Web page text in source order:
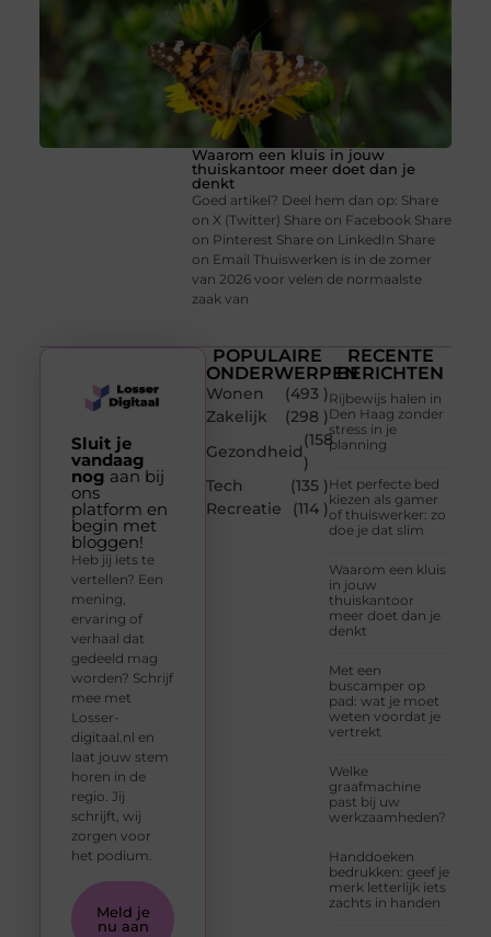
Waarom een kluis in jouw
thuiskantoor meer doet dan je
denkt
Goed artikel? Deel hem dan op: Share
on X (Twitter) Share on Facebook Share
on Pinterest Share on LinkedIn Share
on Email Thuiswerken is in de zomer
van 2026 voor velen de normaalste
zaak van
POPULAIRE
ONDERWERPEN
Wonen
(493 )
Zakelijk
(298 )
Gezondheid
(158
)
Tech
(135 )
Recreatie
(114 )
RECENTE
BERICHTEN
Rijbewijs halen in
Den Haag zonder
stress in je
planning
Het perfecte bed
kiezen als gamer
of thuiswerker: zo
doe je dat slim
Waarom een kluis
in jouw
thuiskantoor
meer doet dan je
denkt
Met een
buscamper op
pad: wat je moet
weten voordat je
vertrekt
Welke
graafmachine
past bij uw
werkzaamheden?
Handdoeken
bedrukken: geef je
merk letterlijk iets
zachts in handen
Sluit je
vandaag
nog aan bij
ons
platform en
begin met
bloggen!
Heb jij iets te
vertellen? Een
mening,
ervaring of
verhaal dat
gedeeld mag
worden? Schrijf
mee met
Losser-
digitaal.nl en
laat jouw stem
horen in de
regio. Jij
schrijft, wij
zorgen voor
het podium.
Meld je
nu aan